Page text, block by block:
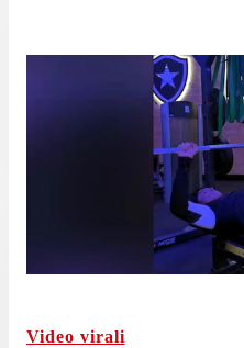
Video virali